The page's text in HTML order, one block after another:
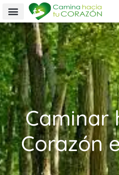
Caminar
Corazón